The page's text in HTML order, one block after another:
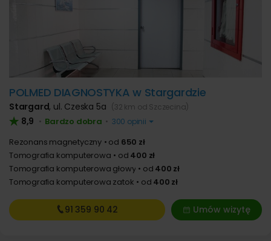
POLMED DIAGNOSTYKA w Stargardzie
Stargard, ul. Czeska 5a (32 km od Szczecina)
8,9 • Bardzo dobra • 300 opinii
Rezonans magnetyczny od 650 zł
Tomografia komputerowa
od 400 zł
Tomografia komputerowa głowy
od 400 zł
Tomografia komputerowa zatok
od 400 zł
Umów wizytę
91 359 90 42